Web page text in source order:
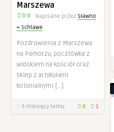
Marszewa
0.0 Napisane przez Sławno
= Schlawe
Pozdrowienia z Marszewa
na Pomorzu, pocztówka z
widokiem na kościół oraz
sklep z artykułami
kolonialnymi […]
9 miesięcy temu 0 1